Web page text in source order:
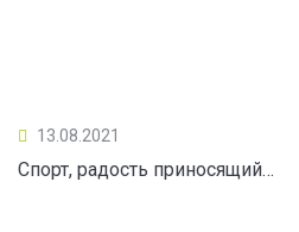
13.08.2021
Спорт, радость приносящий…